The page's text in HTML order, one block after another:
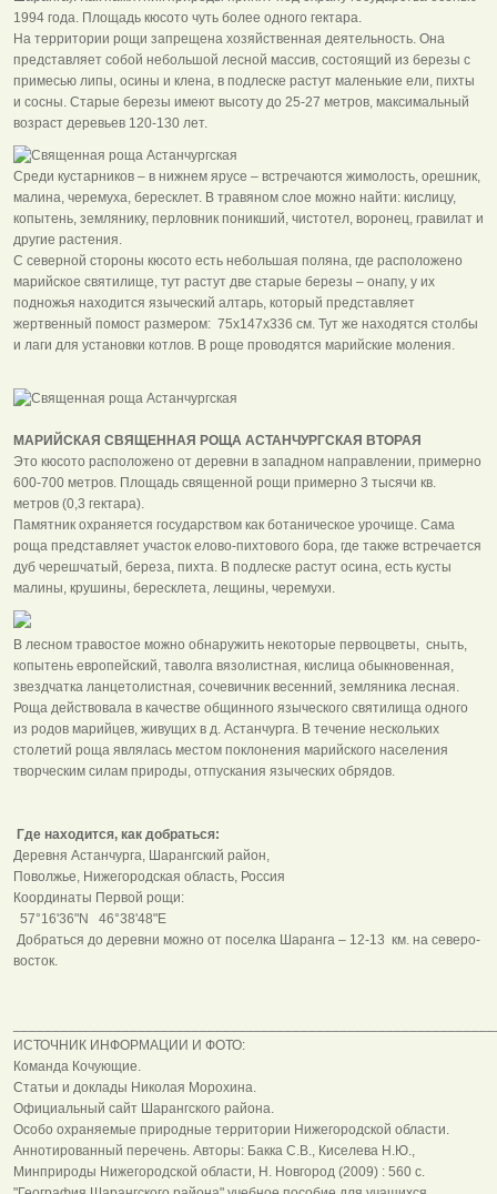
1994 года. Площадь кюсото чуть более одного гектара.
На территории рощи запрещена хозяйственная деятельность. Она
представляет собой небольшой лесной массив, состоящий из березы с
примесью липы, осины и клена, в подлеске растут маленькие ели, пихты
и сосны. Старые березы имеют высоту до 25-27 метров, максимальный
возраст деревьев 120-130 лет.
Среди кустарников – в нижнем ярусе – встречаются жимолость, орешник,
малина, черемуха, бересклет. В травяном слое можно найти: кислицу,
копытень, землянику, перловник поникший, чистотел, воронец, гравилат и
другие растения.
С северной стороны кюсото есть небольшая поляна, где расположено
марийское святилище, тут растут две старые березы – онапу, у их
подножья находится языческий алтарь, который представляет
жертвенный помост размером: 75х147х336 см. Тут же находятся столбы
и лаги для установки котлов. В роще проводятся марийские моления.
МАРИЙСКАЯ СВЯЩЕННАЯ РОЩА АСТАНЧУРГСКАЯ ВТОРАЯ
Это кюсото расположено от деревни в западном направлении, примерно
600-700 метров. Площадь священной рощи примерно 3 тысячи кв.
метров (0,3 гектара).
Памятник охраняется государством как ботаническое урочище. Сама
роща представляет участок елово-пихтового бора, где также встречается
дуб черешчатый, береза, пихта. В подлеске растут осина, есть кусты
малины, крушины, бересклета, лещины, черемухи.
В лесном травостое можно обнаружить некоторые первоцветы, сныть,
копытень европейский, таволга вязолистная, кислица обыкновенная,
звездчатка ланцетолистная, сочевичник весенний, земляника лесная.
Роща действовала в качестве общинного языческого святилища одного
из родов марийцев, живущих в д. Астанчурга. В течение нескольких
столетий роща являлась местом поклонения марийского населения
творческим силам природы, отпускания языческих обрядов.
Где находится, как добраться:
Деревня Астанчурга, Шарангский район,
Поволжье, Нижегородская область, Россия
Координаты Первой рощи:
57°16'36"N 46°38'48"E
Добраться до деревни можно от поселка Шаранга – 12-13 км. на северо-
восток.
ИСТОЧНИК ИНФОРМАЦИИ И ФОТО:
Команда Кочующие.
Статьи и доклады Николая Морохина.
Официальный сайт Шарангского района.
Особо охраняемые природные территории Нижегородской области.
Аннотированный перечень. Авторы: Бакка С.В., Киселева Н.Ю.,
Минприроды Нижегородской области, Н. Новгород (2009) : 560 с.